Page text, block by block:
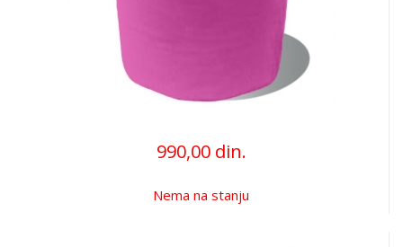
990,00 din.
Nema na stanju